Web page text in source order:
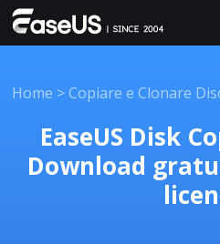
Home >Copiare e Clonare
EaseUS Disk
Download